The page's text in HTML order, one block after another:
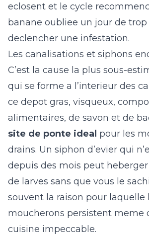
eclosent et le cycle
banane oubliee un jour de trop
declencher une infestation.
Les canalisations et siphons
C’est la cause la plus sous-
qui se forme a l’interieur des
ce depot gras, visqueux,
alimentaires, de savon et de
site de ponte ideal pour les
drains. Un siphon d’evier qui
depuis des mois peut
de larves sans que vous le
souvent la raison pour laquelle
moucherons persistent meme
cuisine impeccable.